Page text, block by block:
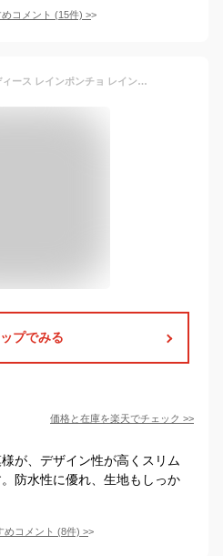
コメント (15件) >
レインコート 自転車 レディース レインポンチョ レインコート 定番 雨具 Chou Chou Pocheフェス 大きめ 通学 通勤 かわいい おしゃれ レインウェア カッパ かっぱ 雨合羽 シュシュポッシュ Lサイズ ハレニー HARAINY
プでみる
価格と在庫を楽天でチェック >>
が、デザイン性が高くスリム
防水性に優れ、生地もしっか
めコメント (8件) >